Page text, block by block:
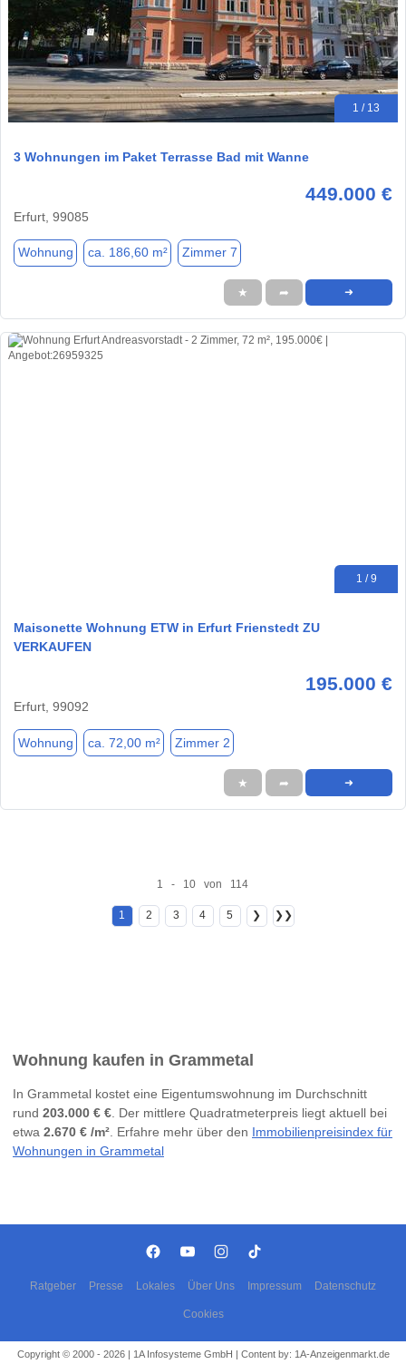
1 / 13
3 Wohnungen im Paket Terrasse Bad mit Wanne
449.000 €
Erfurt, 99085
Wohnung ca. 186,60 m² Zimmer 7
★ ➦ ➜
1 / 9
Maisonette Wohnung ETW in Erfurt Frienstedt ZU
VERKAUFEN
195.000 €
Erfurt, 99092
Wohnung ca. 72,00 m² Zimmer 2
★ ➦ ➜
1 - 10 von 114
1 2 3 4 5 ❯ ❯❯
Wohnung kaufen in Grammetal
In Grammetal kostet eine Eigentumswohnung im Durchschnitt
rund 203.000 € €. Der mittlere Quadratmeterpreis liegt aktuell bei
etwa 2.670 € /m². Erfahre mehr über den Immobilienpreisindex für
Wohnungen in Grammetal
Ratgeber Presse Lokales Über Uns Impressum Datenschutz
Cookies
Copyright © 2000 - 2026 | 1A Infosysteme GmbH | Content by: 1A-Anzeigenmarkt.de